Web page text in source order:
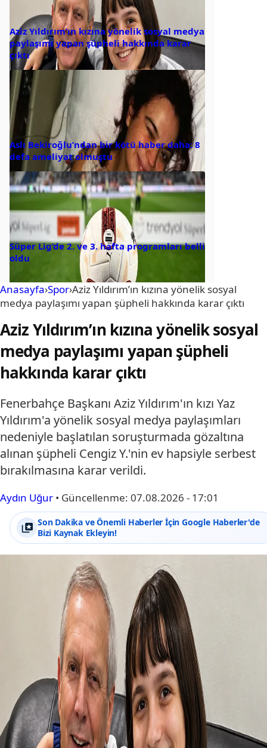
Aziz Yıldırım’ın kızına yönelik sosyal medya
paylaşımı yapan şüpheli hakkında karar
çıktı
Aslı Bekiroğlu’ndan bir kötü haber daha: 8
defa ameliyat olmuştu
Süper Lig’de 2. ve 3. hafta programları belli
oldu
Anasayfa›Spor›Aziz Yıldırım’ın kızına yönelik sosyal
medya paylaşımı yapan şüpheli hakkında karar çıktı
Aziz Yıldırım’ın kızına yönelik sosyal
medya paylaşımı yapan şüpheli
hakkında karar çıktı
Fenerbahçe Başkanı Aziz Yıldırım'ın kızı Yaz
Yıldırım'a yönelik sosyal medya paylaşımları
nedeniyle başlatılan soruşturmada gözaltına
alınan şüpheli Cengiz Y.'nin ev hapsiyle serbest
bırakılmasına karar verildi.
Aydın Uğur • Güncellenme: 07.08.2026 - 17:01
Son Dakika ve Önemli Haberler İçin Google Haberler'de
Bizi Kaynak Ekleyin!